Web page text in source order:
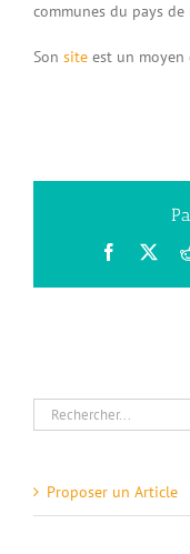
communes du pays
Son site est un moyen
Facebook
X
Rechercher:
Proposer un Article